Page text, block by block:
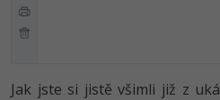
Jak jste si jistě všimli již z